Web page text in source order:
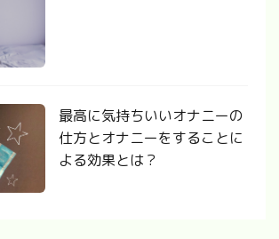
最高に気持ちいいオナニーの
仕方とオナニーをすることに
よる効果とは？